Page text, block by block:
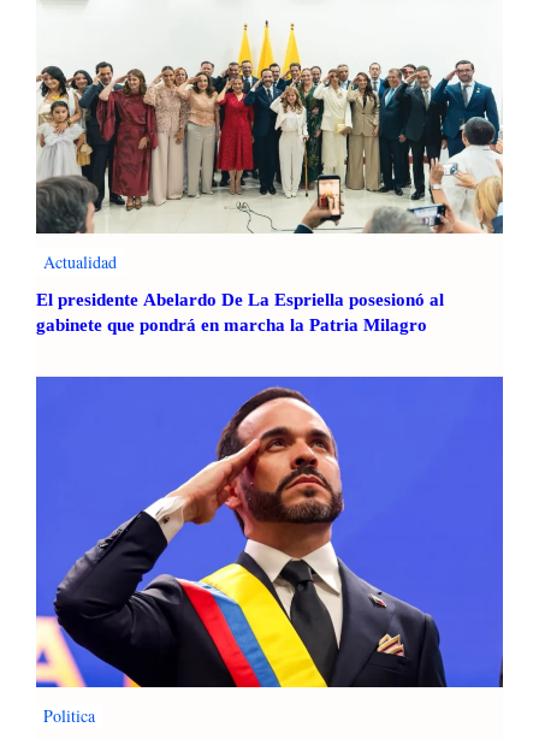
Actualidad
El presidente Abelardo De La Espriella posesionó al
gabinete que pondrá en marcha la Patria Milagro
Politica